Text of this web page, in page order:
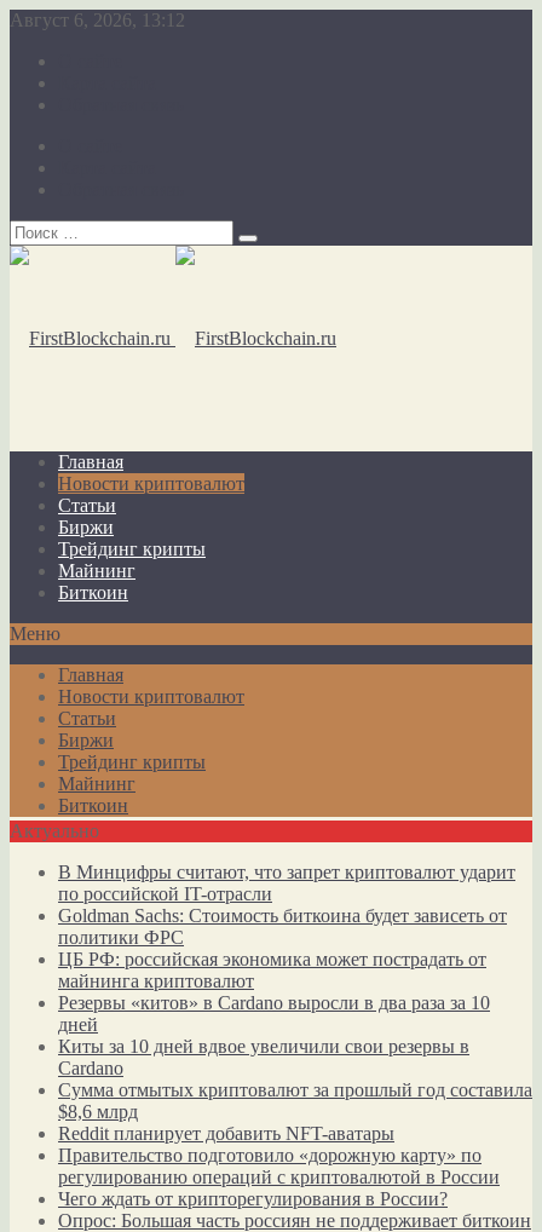
Август 6, 2026, 13:12
Главная
Новости криптовалют
Статьи
Биржи
Трейдинг крипты
Майнинг
Биткоин
Меню
Главная
Новости криптовалют
Статьи
Биржи
Трейдинг крипты
Майнинг
Биткоин
Актуально
В Минцифры считают, что запрет криптовалют ударит
по российской IT-отрасли
Goldman Sachs: Стоимость биткоина будет зависеть от
политики ФРС
ЦБ РФ: российская экономика может пострадать от
майнинга криптовалют
Резервы «китов» в Cardano выросли в два раза за 10
дней
Киты за 10 дней вдвое увеличили свои резервы в
Cardano
Сумма отмытых криптовалют за прошлый год составила
$8,6 млрд
Reddit планирует добавить NFT-аватары
Правительство подготовило «дорожную карту» по
регулированию операций с криптовалютой в России
Чего ждать от крипторегулирования в России?
Опрос: Большая часть россиян не поддерживает биткоин